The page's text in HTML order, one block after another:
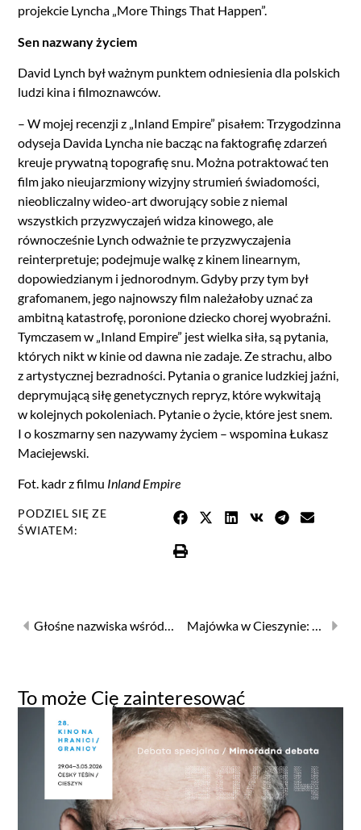
projekcie Lyncha „More Things That Happen”.
Sen nazwany życiem
David Lynch był ważnym punktem odniesienia dla polskich
ludzi kina i filmoznawców.
– W mojej recenzji z „Inland Empire” pisałem: Trzygodzinna
odyseja Davida Lyncha nie bacząc na faktografię zdarzeń
kreuje prywatną topografię snu. Można potraktować ten
film jako nieujarzmiony wizyjny strumień świadomości,
nieobliczalny wideo-art dworujący sobie z niemal
wszystkich przyzwyczajeń widza kinowego, ale
równocześnie Lynch odważnie te przyzwyczajenia
reinterpretuje; podejmuje walkę z kinem linearnym,
dopowiedzianym i jednorodnym. Gdyby przy tym był
grafomanem, jego najnowszy film należałoby uznać za
ambitną katastrofę, poronione dziecko chorej wyobraźni.
Tymczasem w „Inland Empire” jest wielka siła, są pytania,
których nikt w kinie od dawna nie zadaje. Ze strachu, albo
z artystycznej bezradności. Pytania o granice ludzkiej jaźni,
deprymującą siłę genetycznych repryz, które wykwitają
w kolejnych pokoleniach. Pytanie o życie, które jest snem.
I o koszmarny sen nazywamy życiem – wspomina Łukasz
Maciejewski.
Fot. kadr z filmu Inland Empire
PODZIEL SIĘ ZE
ŚWIATEM:
Głośne nazwiska wśród gości tegorocznej Literatury na Granicy Majówka w Cieszynie: nowe kino z Czech i Słowacji
To może Cię zainteresować